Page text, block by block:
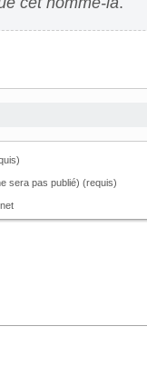
sera pas publié) (requis)